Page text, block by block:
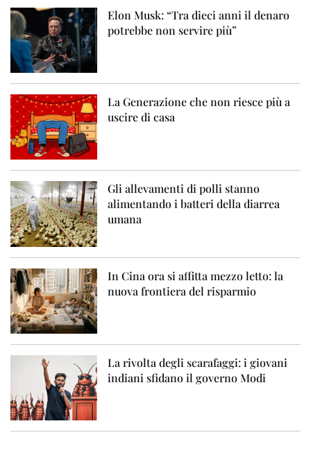
Elon Musk: “Tra dieci anni il denaro
potrebbe non servire più”
La Generazione che non riesce più a
uscire di casa
Gli allevamenti di polli stanno
alimentando i batteri della diarrea
umana
In Cina ora si affitta mezzo letto: la
nuova frontiera del risparmio
La rivolta degli scarafaggi: i giovani
indiani sfidano il governo Modi